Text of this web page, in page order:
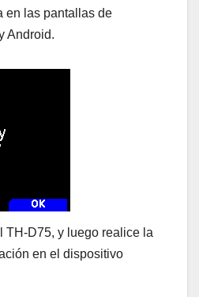
en las pantallas de
Android.
TH-D75, y luego realice la
en el dispositivo